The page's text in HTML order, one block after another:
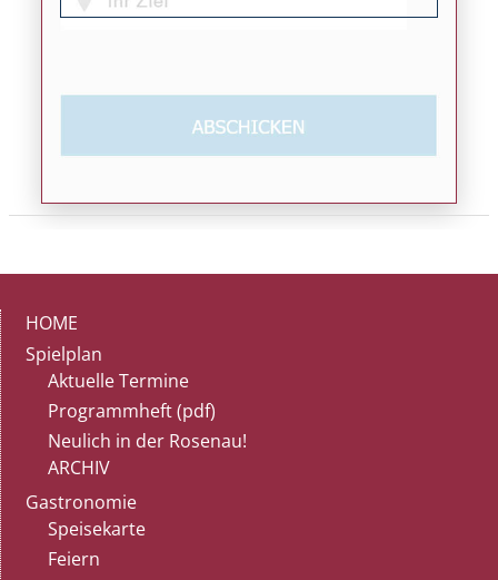
HOME
Spielplan
Aktuelle Termine
Programmheft (pdf)
Neulich in der Rosenau!
ARCHIV
Gastronomie
Speisekarte
Feiern